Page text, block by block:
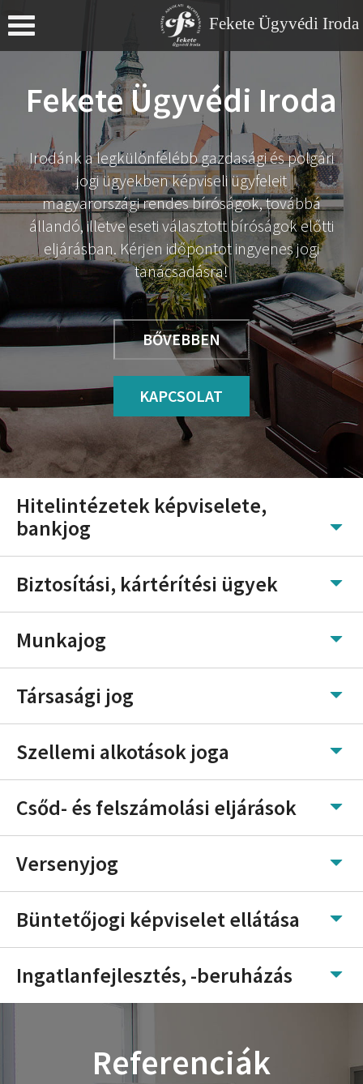
Menü Fekete Ügyvédi Iroda
Fekete Ügyvédi Iroda
Irodánk a legkülönfélébb gazdasági és polgári
jogi ügyekben képviseli ügyfeleit
magyarországi rendes bíróságok, továbbá
állandó, illetve eseti választott bíróságok előtti
eljárásban. Kérjen időpontot ingyenes jogi
tanácsadásra!
BŐVEBBEN
KAPCSOLAT
Hitelintézetek képviselete,
bankjog
Biztosítási, kártérítési ügyek
Munkajog
Társasági jog
Szellemi alkotások joga
Csőd- és felszámolási eljárások
Versenyjog
Büntetőjogi képviselet ellátása
Ingatlanfejlesztés, -beruházás
Referenciák